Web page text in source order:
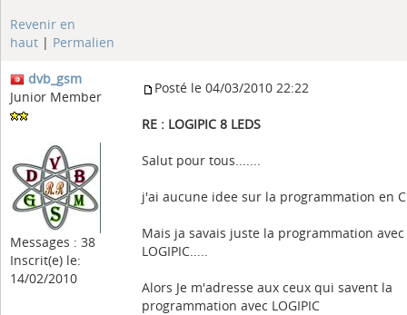
Revenir en
haut | Permalien
dvb_gsm
Junior Member
Messages : 38
Inscrit(e) le:
14/02/2010
Posté le 04/03/2010 22:22
RE : LOGIPIC 8 LEDS
Salut pour tous.......
j'ai aucune idee sur la programmation en C
Mais ja savais juste la programmation avec
LOGIPIC.....
Alors Je m'adresse aux ceux qui savent la
programmation avec LOGIPIC